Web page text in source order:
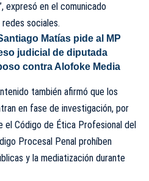
expresó en el comunicado
sociales.
Matías pide al MP
judicial de diputada
contra Alofoke Media
también afirmó que los
en fase de investigación, por
el Código de Ética Profesional del
Procesal Penal prohíben
y la mediatización durante